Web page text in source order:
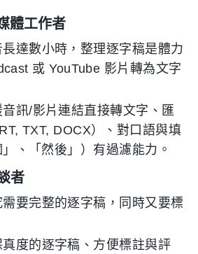
體工作者
長達數小時，整理逐字稿是體力
或 YouTube 影片轉為文字
訊/影片連結直接轉文字、匯
TXT, DOCX）、對口語與填
、「然後」）有過濾能力。
者
需要完整的逐字稿，同時又要標
度的逐字稿、方便標註與評